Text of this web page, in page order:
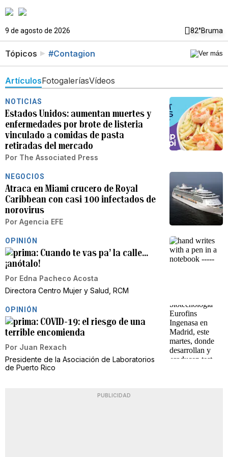
9 de agosto de 2026 82°Bruma
Tópicos #Contagion
ArtículosFotogaleríasVídeos
NOTICIAS
Estados Unidos: aumentan muertes y
enfermedades por brote de listeria
vinculado a comidas de pasta
retiradas del mercado
Por The Associated Press
NEGOCIOS
Atraca en Miami crucero de Royal
Caribbean con casi 100 infectados de
norovirus
Por Agencia EFE
OPINIÓN
Cuando te vas pa’ la calle…
¡anótalo!
Por Edna Pacheco Acosta
Directora Centro Mujer y Salud, RCM
OPINIÓN
COVID-19: el riesgo de una
terrible encomienda
Por Juan Rexach
Presidente de la Asociación de Laboratorios
de Puerto Rico
PUBLICIDAD